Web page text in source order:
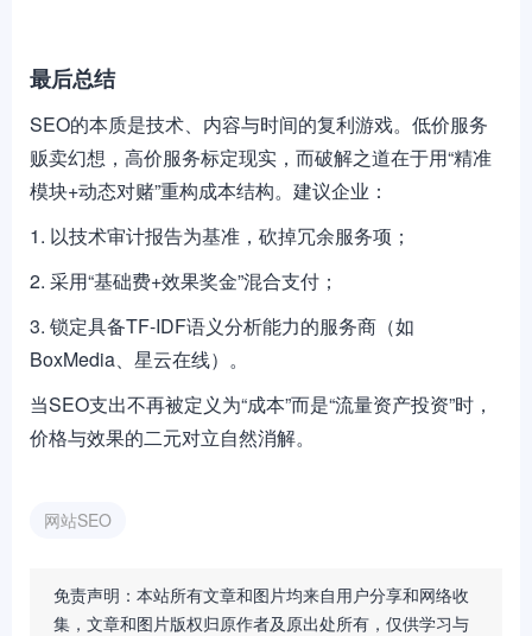
最后总结
SEO的本质是技术、内容与时间的复利游戏。低价服务
贩卖幻想，高价服务标定现实，而破解之道在于用“精准
模块+动态对赌”重构成本结构。建议企业：
1. 以技术审计报告为基准，砍掉冗余服务项；
2. 采用“基础费+效果奖金”混合支付；
3. 锁定具备TF-IDF语义分析能力的服务商（如
BoxMedia、星云在线）。
当SEO支出不再被定义为“成本”而是“流量资产投资”时，
价格与效果的二元对立自然消解。
网站SEO
免责声明：本站所有文章和图片均来自用户分享和网络收
集，文章和图片版权归原作者及原出处所有，仅供学习与